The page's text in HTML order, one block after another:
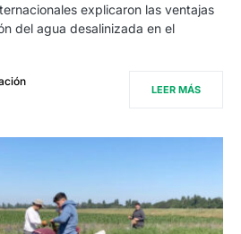
explicaron las ventajas
del agua desalinizada en el
LEER MÁS